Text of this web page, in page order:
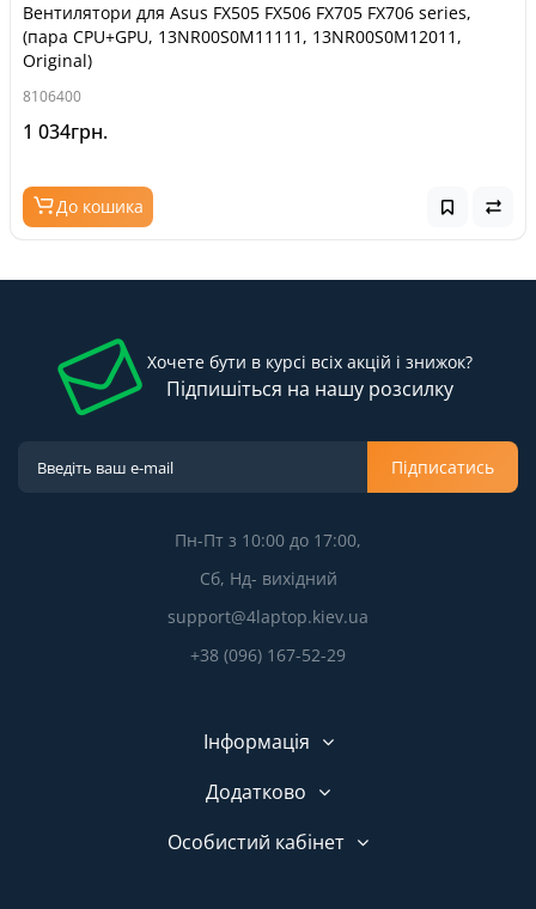
Вентилятори для Asus FX505 FX506 FX705 FX706 series,
(пара CPU+GPU, 13NR00S0M11111, 13NR00S0M12011,
Original)
8106400
1 034грн.
До кошика
Хочете бути в курсі всіх акцій і знижок?
Підпишіться на нашу розсилку
Підписатись
Пн-Пт з 10:00 до 17:00,
Сб, Нд- вихідний
support@4laptop.kiev.ua
+38 (096) 167-52-29
Інформація
Додатково
Особистий кабінет